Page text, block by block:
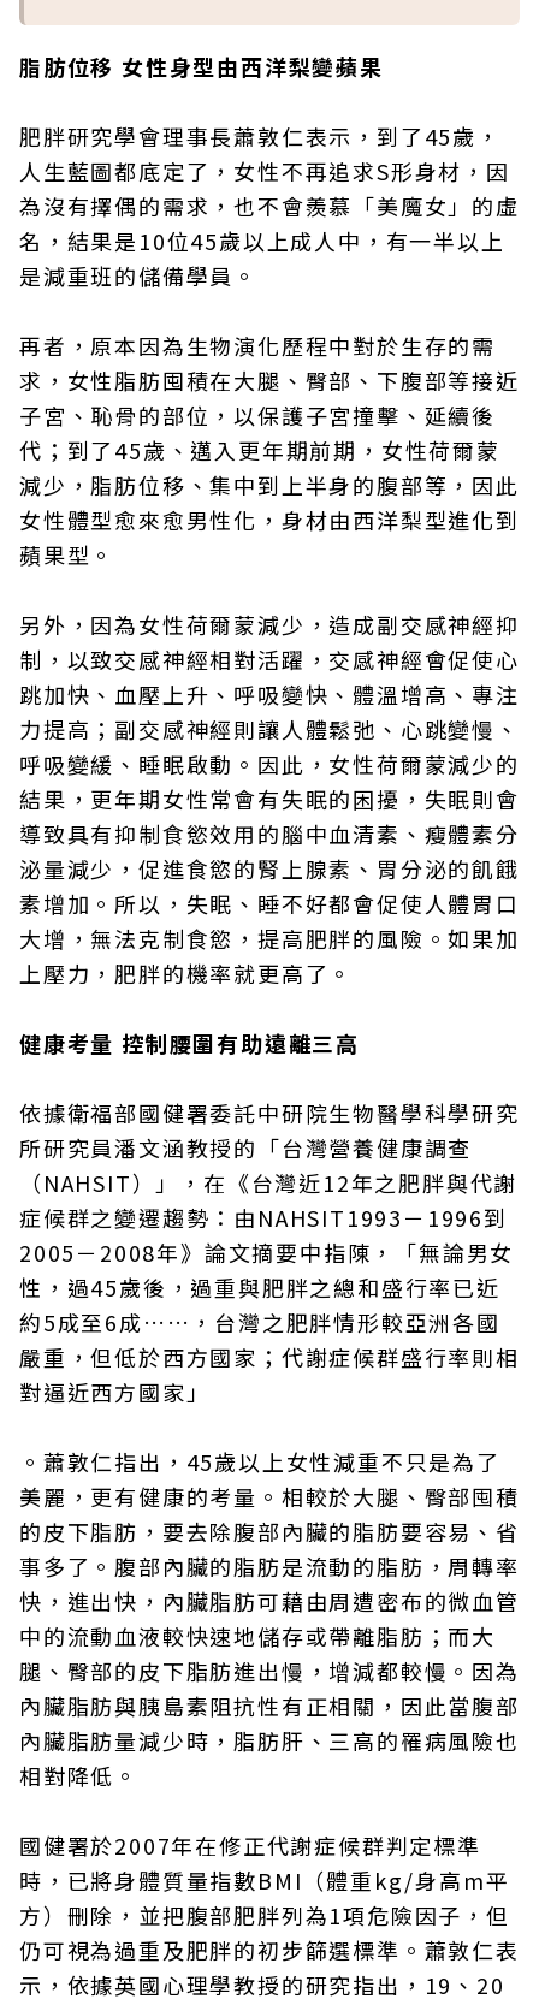
脂肪位移 女性身型由西洋梨變蘋果
肥胖研究學會理事長蕭敦仁表示，到了45歲，
人生藍圖都底定了，女性不再追求S形身材，因
為沒有擇偶的需求，也不會羨慕「美魔女」的虛
名，結果是10位45歲以上成人中，有一半以上
是減重班的儲備學員。
再者，原本因為生物演化歷程中對於生存的需
求，女性脂肪囤積在大腿、臀部、下腹部等接近
子宮、恥骨的部位，以保護子宮撞擊、延續後
代；到了45歲、邁入更年期前期，女性荷爾蒙
減少，脂肪位移、集中到上半身的腹部等，因此
女性體型愈來愈男性化，身材由西洋梨型進化到
蘋果型。
另外，因為女性荷爾蒙減少，造成副交感神經抑
制，以致交感神經相對活躍，交感神經會促使心
跳加快、血壓上升、呼吸變快、體溫增高、專注
力提高；副交感神經則讓人體鬆弛、心跳變慢、
呼吸變緩、睡眠啟動。因此，女性荷爾蒙減少的
結果，更年期女性常會有失眠的困擾，失眠則會
導致具有抑制食慾效用的腦中血清素、瘦體素分
泌量減少，促進食慾的腎上腺素、胃分泌的飢餓
素增加。所以，失眠、睡不好都會促使人體胃口
大增，無法克制食慾，提高肥胖的風險。如果加
上壓力，肥胖的機率就更高了。
健康考量 控制腰圍有助遠離三高
依據衛福部國健署委託中研院生物醫學科學研究
所研究員潘文涵教授的「台灣營養健康調查
（NAHSIT）」，在《台灣近12年之肥胖與代謝
症候群之變遷趨勢：由NAHSIT1993－1996到
2005－2008年》論文摘要中指陳，「無論男女
性，過45歲後，過重與肥胖之總和盛行率已近
約5成至6成……，台灣之肥胖情形較亞洲各國
嚴重，但低於西方國家；代謝症候群盛行率則相
對逼近西方國家」
。蕭敦仁指出，45歲以上女性減重不只是為了
美麗，更有健康的考量。相較於大腿、臀部囤積
的皮下脂肪，要去除腹部內臟的脂肪要容易、省
事多了。腹部內臟的脂肪是流動的脂肪，周轉率
快，進出快，內臟脂肪可藉由周遭密布的微血管
中的流動血液較快速地儲存或帶離脂肪；而大
腿、臀部的皮下脂肪進出慢，增減都較慢。因為
內臟脂肪與胰島素阻抗性有正相關，因此當腹部
內臟脂肪量減少時，脂肪肝、三高的罹病風險也
相對降低。
國健署於2007年在修正代謝症候群判定標準
時，已將身體質量指數BMI（體重kg/身高m平
方）刪除，並把腹部肥胖列為1項危險因子，但
仍可視為過重及肥胖的初步篩選標準。蕭敦仁表
示，依據英國心理學教授的研究指出，19、20